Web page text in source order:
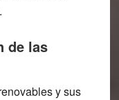
de las
y sus